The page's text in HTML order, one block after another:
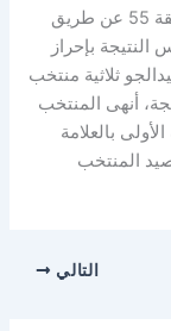
وافتتح المنتخب المكسيكي التسجيل عند الدقيقة 55 عن طريق
النتيجة بإحراز
اللاعب فيدالجو ثلاثية منتخب
90+3 وبهذه النتيجة، أنهى المنتخب
بالعلامة
الـ32، وتوقف رصيد المنتخب
التالي